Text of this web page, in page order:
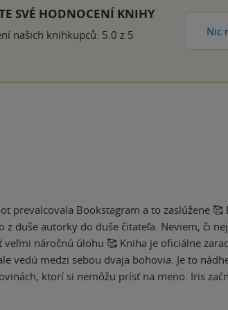
SVÉ HODNOCENÍ KNIHY
našich knihkupců: 5.0 z 5 Nic
prevalcovala Bookstagram a to zaslúžene
duše autorky do duše čitateľa. Neviem, či
zaradená ako historická fantasy a dej sa
vedú medzi sebou dvaja bohovia. Je to
ktorí si nemôžu prísť na meno. Iris
do rúk práve Romana a tak sa začne